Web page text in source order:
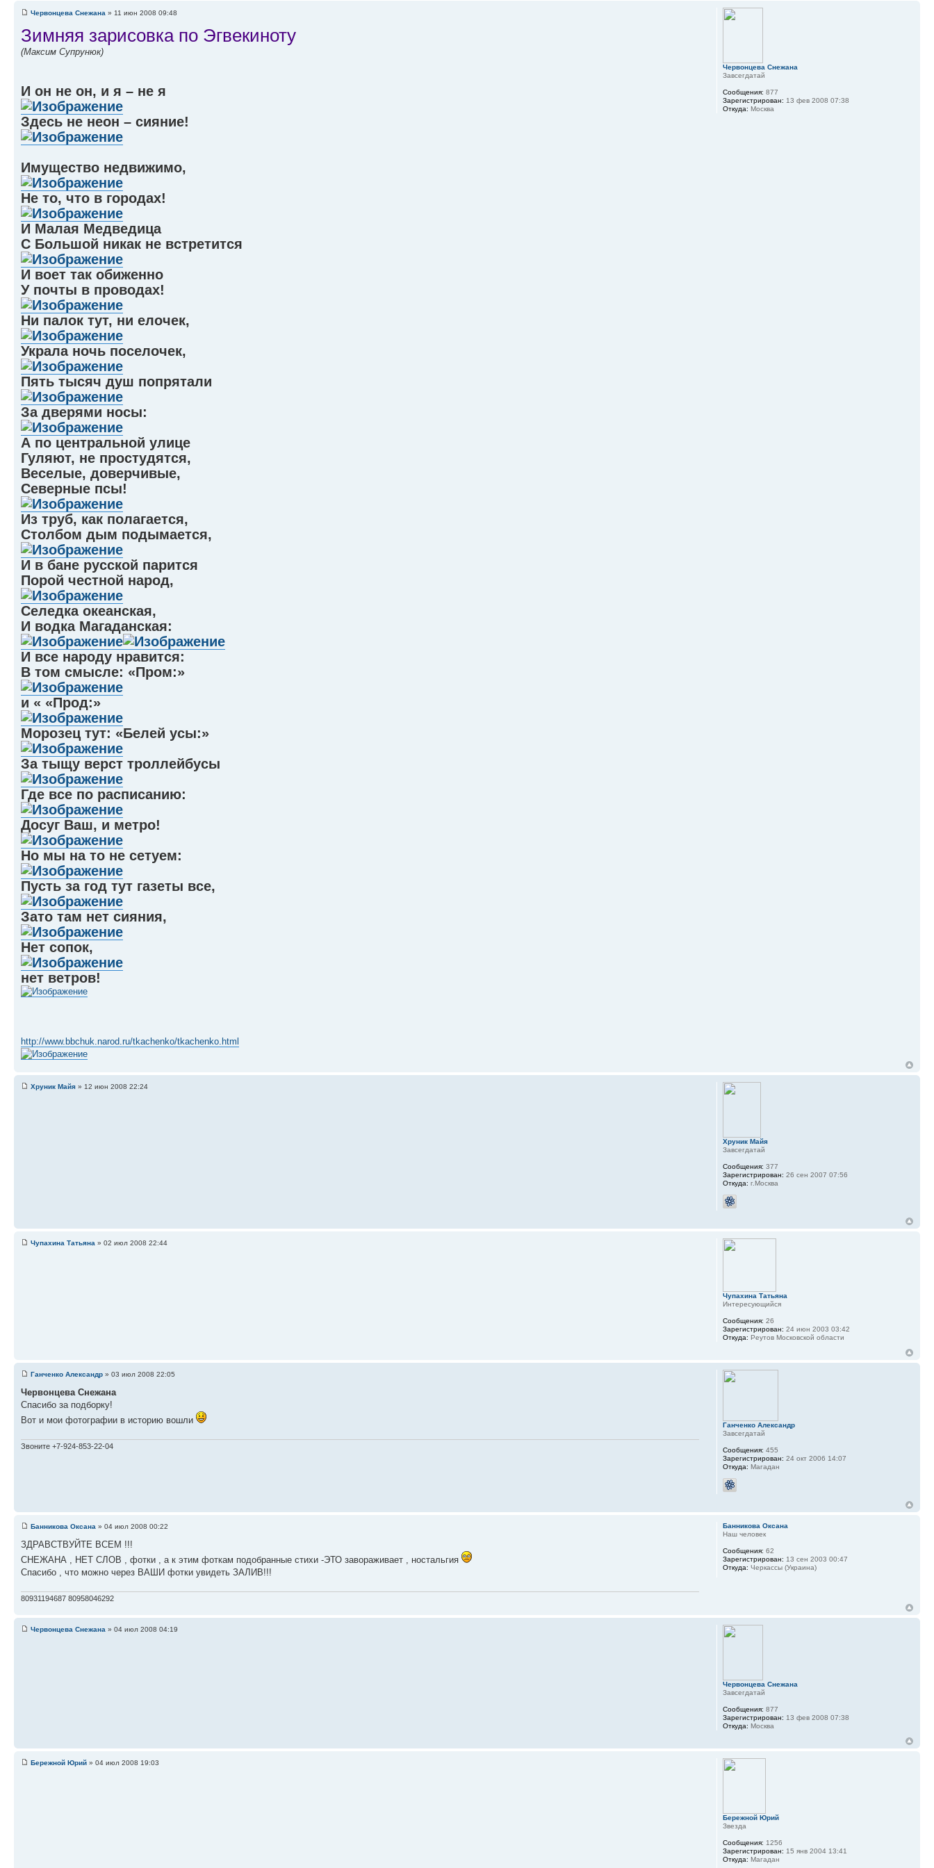
Червонцева Снежана » 11 июн 2008 09:48
Зимняя зарисовка по Эгвекиноту
(Максим Супрунюк)
И он не он, и я – не я
Здесь не неон – сияние!
Имущество недвижимо,
Не то, что в городах!
И Малая Медведица
С Большой никак не встретится
И воет так обиженно
У почты в проводах!
Ни палок тут, ни елочек,
Украла ночь поселочек,
Пять тысяч душ попрятали
За дверями носы:
А по центральной улице
Гуляют, не простудятся,
Веселые, доверчивые,
Северные псы!
Из труб, как полагается,
Столбом дым подымается,
И в бане русской парится
Порой честной народ,
Селедка океанская,
И водка Магаданская:
И все народу нравится:
В том смысле: «Пром:»
и « «Прод:»
Морозец тут: «Белей усы:»
За тыщу верст троллейбусы
Где все по расписанию:
Досуг Ваш, и метро!
Но мы на то не сетуем:
Пусть за год тут газеты все,
Зато там нет сияния,
Нет сопок,
нет ветров!
http://www.bbchuk.narod.ru/tkachenko/tkachenko.html
Червонцева Снежана
Завсегдатай
Сообщения: 877
Зарегистрирован: 13 фев 2008 07:38
Откуда: Москва
Хруник Майя » 12 июн 2008 22:24
Хруник Майя
Завсегдатай
Сообщения: 377
Зарегистрирован: 26 сен 2007 07:56
Откуда: г.Москва
Чупахина Татьяна » 02 июл 2008 22:44
Чупахина Татьяна
Интересующийся
Сообщения: 26
Зарегистрирован: 24 июн 2003 03:42
Откуда: Реутов Московской области
Ганченко Александр » 03 июл 2008 22:05
Червонцева Снежана
Спасибо за подборку!
Вот и мои фотографии в историю вошли
Звоните +7-924-853-22-04
Ганченко Александр
Завсегдатай
Сообщения: 455
Зарегистрирован: 24 окт 2006 14:07
Откуда: Магадан
Банникова Оксана » 04 июл 2008 00:22
ЗДРАВСТВУЙТЕ ВСЕМ !!!
СНЕЖАНА , НЕТ СЛОВ , фотки , а к этим фоткам подобранные стихи -ЭТО завораживает , ностальгия
Спасибо , что можно через ВАШИ фотки увидеть ЗАЛИВ!!!
80931194687 80958046292
Банникова Оксана
Наш человек
Сообщения: 62
Зарегистрирован: 13 сен 2003 00:47
Откуда: Черкассы (Украина)
Червонцева Снежана » 04 июл 2008 04:19
Червонцева Снежана
Завсегдатай
Сообщения: 877
Зарегистрирован: 13 фев 2008 07:38
Откуда: Москва
Бережной Юрий » 04 июл 2008 19:03
Бережной Юрий
Звезда
Сообщения: 1256
Зарегистрирован: 15 янв 2004 13:41
Откуда: Магадан